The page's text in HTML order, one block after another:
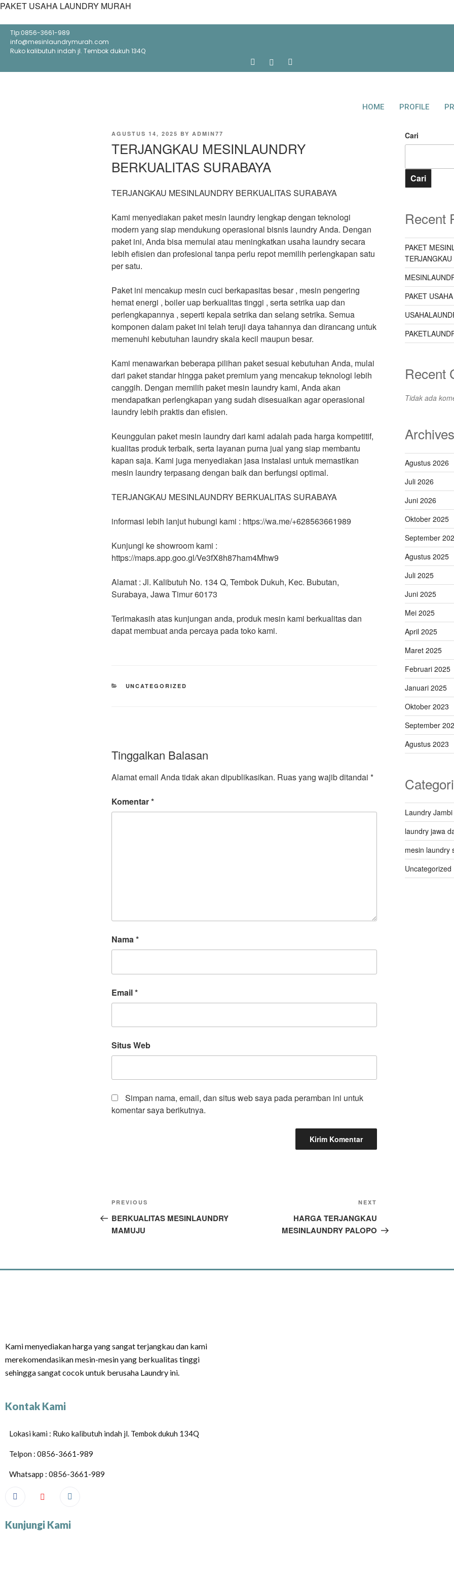
PAKET USAHA LAUNDRY MURAH
Tlp:0856-3661-989
info@mesinlaundrymurah.com
Ruko kalibutuh indah jl. Tembok dukuh 134Q
HOME PROFILE
POSTED
AGUSTUS 14, 2025 BY ADMIN77
TERJANGKAU MESINLAUNDRY
BERKUALITAS SURABAYA
TERJANGKAU MESINLAUNDRY BERKUALITAS SURABAYA
Kami menyediakan paket mesin laundry lengkap dengan teknologi
modern yang siap mendukung operasional bisnis laundry Anda. Dengan
paket ini, Anda bisa memulai atau meningkatkan usaha laundry secara
lebih efisien dan profesional tanpa perlu repot memilih perlengkapan satu
per satu.
Paket ini mencakup mesin cuci berkapasitas besar , mesin pengering
hemat energi , boiler uap berkualitas tinggi , serta setrika uap dan
perlengkapannya , seperti kepala setrika dan selang setrika. Semua
komponen dalam paket ini telah teruji daya tahannya dan dirancang untuk
memenuhi kebutuhan laundry skala kecil maupun besar.
Kami menawarkan beberapa pilihan paket sesuai kebutuhan Anda, mulai
dari paket standar hingga paket premium yang mencakup teknologi lebih
canggih. Dengan memilih paket mesin laundry kami, Anda akan
mendapatkan perlengkapan yang sudah disesuaikan agar operasional
laundry lebih praktis dan efisien.
Keunggulan paket mesin laundry dari kami adalah pada harga kompetitif,
kualitas produk terbaik, serta layanan purna jual yang siap membantu
kapan saja. Kami juga menyediakan jasa instalasi untuk memastikan
mesin laundry terpasang dengan baik dan berfungsi optimal.
TERJANGKAU MESINLAUNDRY BERKUALITAS SURABAYA
informasi lebih lanjut hubungi kami : https://wa.me/+628563661989
Kunjungi ke showroom kami :
https://maps.app.goo.gl/Ve3fX8h87ham4Mhw9
Alamat : Jl. Kalibutuh No. 134 Q, Tembok Dukuh, Kec. Bubutan,
Surabaya, Jawa Timur 60173
Terimakasih atas kunjungan anda, produk mesin kami berkualitas dan
dapat membuat anda percaya pada toko kami.
CATEGORIES
UNCATEGORIZED
Tinggalkan Balasan
Alamat email Anda tidak akan dipublikasikan. Ruas yang wajib ditandai *
Komentar*
Nama*
Email*
Situs Web
Simpan nama, email, dan situs web saya pada peramban ini untuk
komentar saya berikutnya.
Navigasi
pos
Previous
Post
PREVIOUS
BERKUALITAS MESINLAUNDRY
MAMUJU
NEXT
HARGA TERJANGKAU
MESINLAUNDRY PALOPO
Cari
Cari
Recent
PAKET
TERJANGKAU
PAKET
Recent
Tidak ada
Archives
Agustus 2026
Juli 2026
Juni 2026
Oktober 2025
September
Agustus 2025
Juli 2025
Juni 2025
Mei 2025
April 2025
Maret 2025
Februari 2025
Januari 2025
Oktober 2023
September
Agustus 2023
Laundry Jambi
laundry jawa
mesin laundry
Uncategorized
Kami menyediakan harga yang sangat terjangkau dan kami
merekomendasikan mesin-mesin yang berkualitas tinggi
sehingga sangat cocok untuk berusaha Laundry ini.
Kontak Kami
Lokasi kami : Ruko kalibutuh indah jl. Tembok dukuh 134Q
Telpon : 0856-3661-989
Whatsapp : 0856-3661-989
Kunjungi Kami